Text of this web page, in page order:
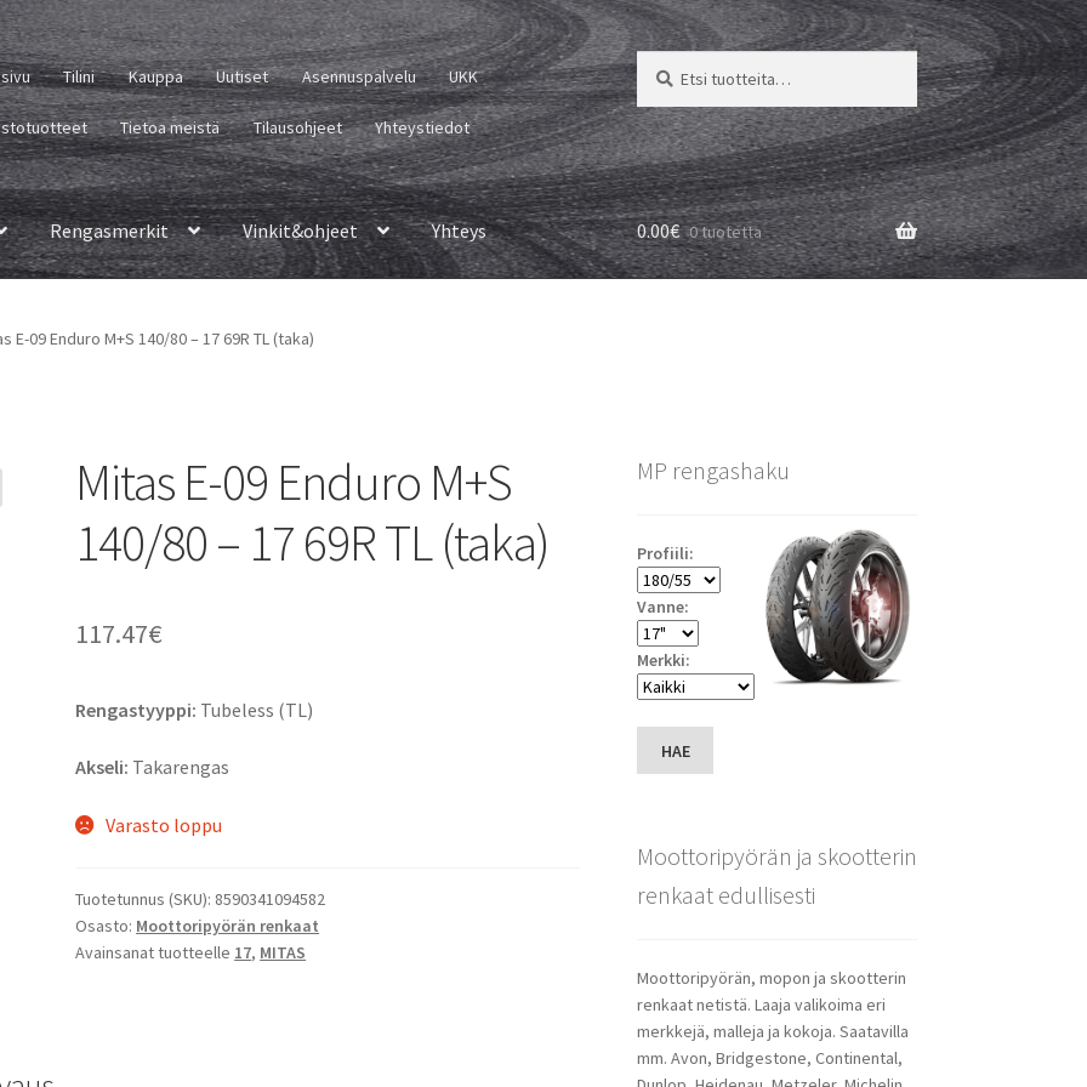
Tilini Kauppa Uutiset Asennuspalvelu UKK
Tietoa meistä Tilausohjeet Yhteystiedot
Etsi:
Haku
Rengasmerkit Vinkit&ohjeet Yhteys 0.00€ 0 tuotetta
E-09 Enduro M+S 140/80 – 17 69R TL (taka)
Mitas E-09 Enduro M+S
140/80 – 17 69R TL (taka)
117.47€
Rengastyyppi: Tubeless (TL)
Akseli: Takarengas
Varasto loppu
Tuotetunnus (SKU): 8590341094582
Osasto: Moottoripyörän renkaat
Avainsanat tuotteelle 17, MITAS
MP rengashaku
Profiili:
Vanne:
Merkki:
HAE
Moottoripyörän ja skootterin
renkaat edullisesti
Moottoripyörän, mopon ja skootterin
renkaat netistä. Laaja valikoima eri
merkkejä, malleja ja kokoja. Saatavilla
mm. Avon, Bridgestone, Continental,